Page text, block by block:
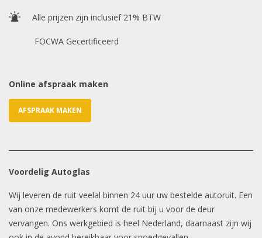
E-mailadres *
Alle prijzen zijn inclusief 21% BTW
FOCWA Gecertificeerd
Online afspraak maken
AFSPRAAK MAKEN
Voordelig Autoglas
Wij leveren de ruit veelal binnen 24 uur uw bestelde autoruit. Een
van onze medewerkers komt de ruit bij u voor de deur
vervangen. Ons werkgebied is heel Nederland, daarnaast zijn wij